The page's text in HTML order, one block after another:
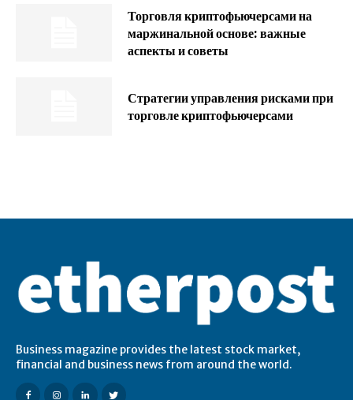
Торговля криптофьючерсами на
маржинальной основе: важные
аспекты и советы
Стратегии управления рисками при
торговле криптофьючерсами
Business magazine provides the latest stock market,
financial and business news from around the world.